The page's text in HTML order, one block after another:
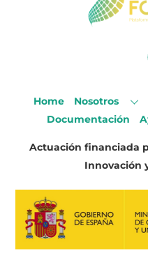
Home Nosotros
Documentación
Actuación financiada
Innovación